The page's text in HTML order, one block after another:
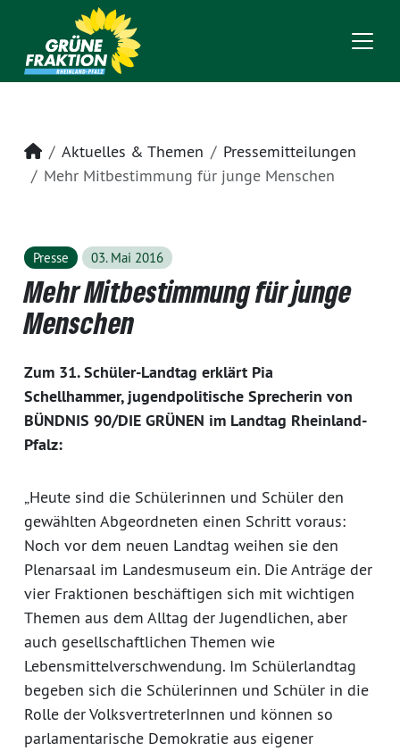
Startseite
Aktuelles & Themen
Pressemitteilungen
Mehr Mitbestimmung für junge Menschen
Presse 03. Mai 2016
Mehr Mitbestimmung für junge
Menschen
Zum 31. Schüler-Landtag erklärt Pia
Schellhammer, jugendpolitische Sprecherin von
BÜNDNIS 90/DIE GRÜNEN im Landtag Rheinland-
Pfalz:
„Heute sind die Schülerinnen und Schüler den
gewählten Abgeordneten einen Schritt voraus:
Noch vor dem neuen Landtag weihen sie den
Plenarsaal im Landesmuseum ein. Die Anträge der
vier Fraktionen beschäftigen sich mit wichtigen
Themen aus dem Alltag der Jugendlichen, aber
auch gesellschaftlichen Themen wie
Lebensmittelverschwendung. Im Schülerlandtag
begeben sich die Schülerinnen und Schüler in die
Rolle der VolksvertreterInnen und können so
parlamentarische Demokratie aus eigener